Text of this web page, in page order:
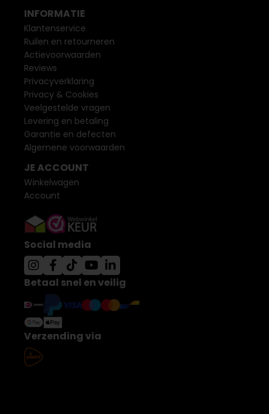
INFORMATIE
Klantenservice
Ruilen en retourneren
Actievoorwaarden
Reviews
Privacyverklaring
Privacy & Cookies
Veelgestelde vragen
Levering en betaling
Garantie en defecten
Algemene voorwaarden
JE ACCOUNT
Winkelwagen
Account
Social media
Betaal snel en veilig
Verzending via